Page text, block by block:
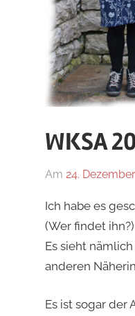
WKSA
Am 24.
Ich habe es
(Wer findet
Es sieht
anderen
Es ist sogar der